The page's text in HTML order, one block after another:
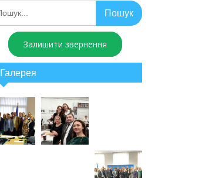
Залишити звернення
Галерея